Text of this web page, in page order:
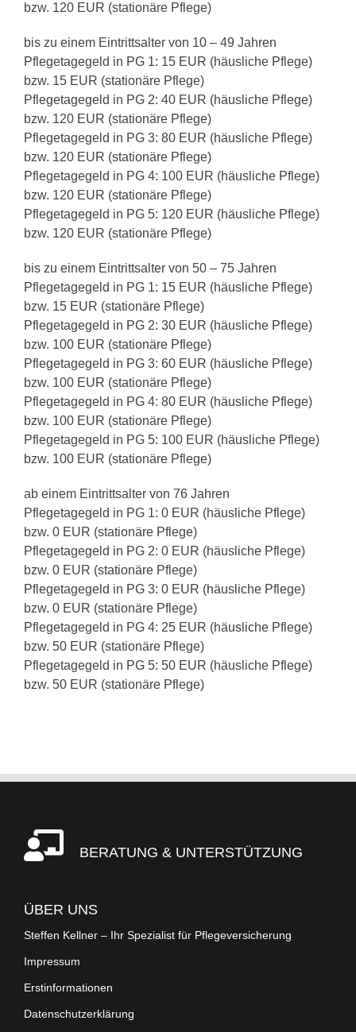
bzw. 120 EUR (stationäre Pflege)
bis zu einem Eintrittsalter von 10 – 49 Jahren
Pflegetagegeld in PG 1: 15 EUR (häusliche Pflege)
bzw. 15 EUR (stationäre Pflege)
Pflegetagegeld in PG 2: 40 EUR (häusliche Pflege)
bzw. 120 EUR (stationäre Pflege)
Pflegetagegeld in PG 3: 80 EUR (häusliche Pflege)
bzw. 120 EUR (stationäre Pflege)
Pflegetagegeld in PG 4: 100 EUR (häusliche Pflege)
bzw. 120 EUR (stationäre Pflege)
Pflegetagegeld in PG 5: 120 EUR (häusliche Pflege)
bzw. 120 EUR (stationäre Pflege)
bis zu einem Eintrittsalter von 50 – 75 Jahren
Pflegetagegeld in PG 1: 15 EUR (häusliche Pflege)
bzw. 15 EUR (stationäre Pflege)
Pflegetagegeld in PG 2: 30 EUR (häusliche Pflege)
bzw. 100 EUR (stationäre Pflege)
Pflegetagegeld in PG 3: 60 EUR (häusliche Pflege)
bzw. 100 EUR (stationäre Pflege)
Pflegetagegeld in PG 4: 80 EUR (häusliche Pflege)
bzw. 100 EUR (stationäre Pflege)
Pflegetagegeld in PG 5: 100 EUR (häusliche Pflege)
bzw. 100 EUR (stationäre Pflege)
ab einem Eintrittsalter von 76 Jahren
Pflegetagegeld in PG 1: 0 EUR (häusliche Pflege)
bzw. 0 EUR (stationäre Pflege)
Pflegetagegeld in PG 2: 0 EUR (häusliche Pflege)
bzw. 0 EUR (stationäre Pflege)
Pflegetagegeld in PG 3: 0 EUR (häusliche Pflege)
bzw. 0 EUR (stationäre Pflege)
Pflegetagegeld in PG 4: 25 EUR (häusliche Pflege)
bzw. 50 EUR (stationäre Pflege)
Pflegetagegeld in PG 5: 50 EUR (häusliche Pflege)
bzw. 50 EUR (stationäre Pflege)
BERATUNG & UNTERSTÜTZUNG
ÜBER UNS
Steffen Kellner – Ihr Spezialist für Pflegeversicherung
Impressum
Erstinformationen
Datenschutzerklärung